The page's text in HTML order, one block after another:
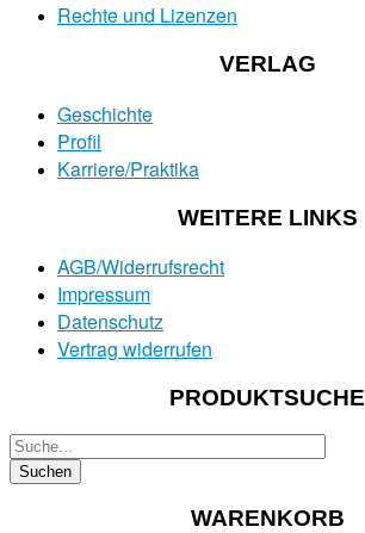
Rechte und Lizenzen
VERLAG
Geschichte
Profil
Karriere/Praktika
WEITERE LINKS
AGB/Widerrufsrecht
Impressum
Datenschutz
Vertrag widerrufen
PRODUKTSUCHE
WARENKORB